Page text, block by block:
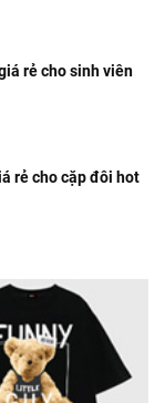
rẻ cho sinh viên
rẻ cho cặp đôi hot